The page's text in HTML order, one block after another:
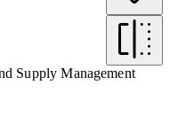
Supply Management